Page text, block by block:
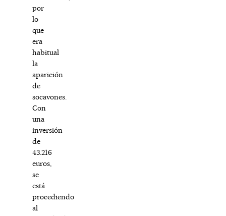
por
lo
que
era
habitual
la
aparición
de
socavones.
Con
una
inversión
de
43.216
euros,
se
está
procediendo
al